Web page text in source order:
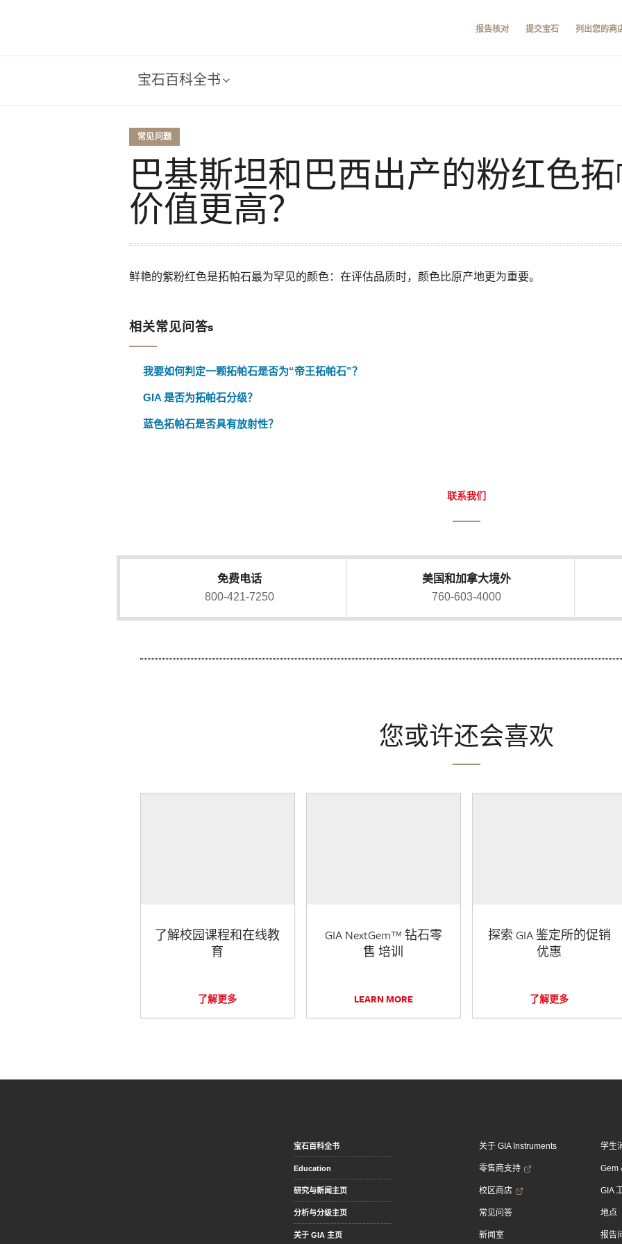
报告核对 提交宝石 列出您的商
宝石百科全书
常见问题
巴基斯坦和巴西出产的粉红色
价值更高？
鲜艳的紫粉红色是拓帕石最为罕见的颜色：在评估品质时，颜色比原产地更为重要。
相关常见问答s
我要如何判定一颗拓帕石是否为“帝王拓帕石”？
GIA 是否为拓帕石分级？
蓝色拓帕石是否具有放射性？
联系我们
免费电话
800-421-7250
美国和加拿大境外
760-603-4000
您或许还会喜欢
了解校园课程和在线教
育
了解更多
GIA NextGem™ 钻石零
售 培训
LEARN MORE
探索 GIA 鉴定所的促销
优惠
了解更多
宝石百科全书
Education
研究与新闻主页
分析与分级主页
关于 GIA 主页
关于 GIA Instruments
零售商支持
校区商店
常见问答
新闻室
学生
Gem
GIA
地点
报告